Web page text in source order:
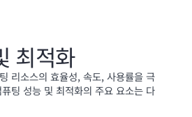
최적화
리소스의 효율성, 속도, 사용률을 극
팅 성능 및 최적화의 주요 요소는 다